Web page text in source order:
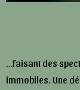
…faisant des
immobiles. Une